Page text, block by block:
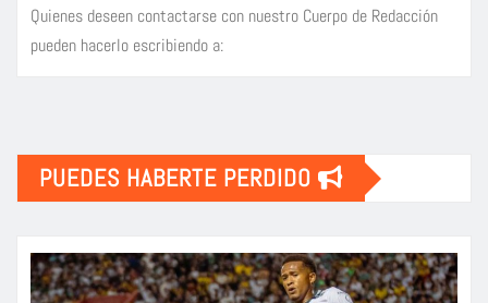
Quienes deseen contactarse con nuestro Cuerpo de Redacción
pueden hacerlo escribiendo a:
PUEDES HABERTE PERDIDO